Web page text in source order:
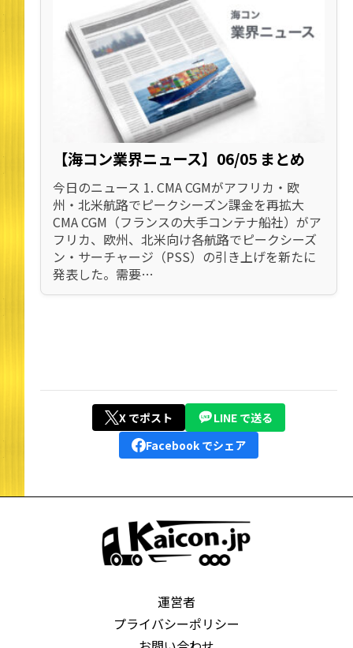
【海コン業界ニュース】06/05 まとめ
今日のニュース 1. CMA CGMがアフリカ・欧
州・北米航路でピークシーズン課金を再拡大
CMA CGM（フランスの大手コンテナ船社）がア
フリカ、欧州、北米向け各航路でピークシーズ
ン・サーチャージ（PSS）の引き上げを新たに
発表した。需要…
X でポスト
LINE で送る
Facebook でシェア
運営者
プライバシーポリシー